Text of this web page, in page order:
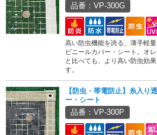
品番：VP-300G
高い防虫機能を誇る、薄手軽
ビニールカバー・シート。オ
と比べても、より高い防虫効
す。
【防虫・帯電防止】糸入り
ー・シート
品番：VP-300P